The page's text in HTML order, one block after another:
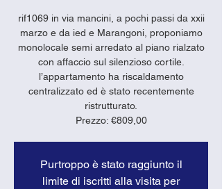
rif1069 in via mancini, a pochi passi da xxii
marzo e da ied e Marangoni, proponiamo
monolocale semi arredato al piano rialzato
con affaccio sul silenzioso cortile.
l’appartamento ha riscaldamento
centralizzato ed è stato recentemente
ristrutturato.
Prezzo: €809,00
Purtroppo è stato raggiunto il
limite di iscritti alla visita per